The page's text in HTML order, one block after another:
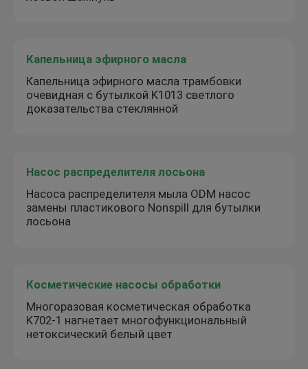
Капельница эфирного масла
Капельница эфирного масла трамбовки
очевидная с бутылкой K1013 светлого
доказательства стеклянной
Насос распределителя лосьона
Насоса распределителя мыла ODM насос
замены пластикового Nonspill для бутылки
лосьона
Косметические насосы обработки
Многоразовая косметическая обработка
K702-1 нагнетает многофункциональный
нетоксический белый цвет